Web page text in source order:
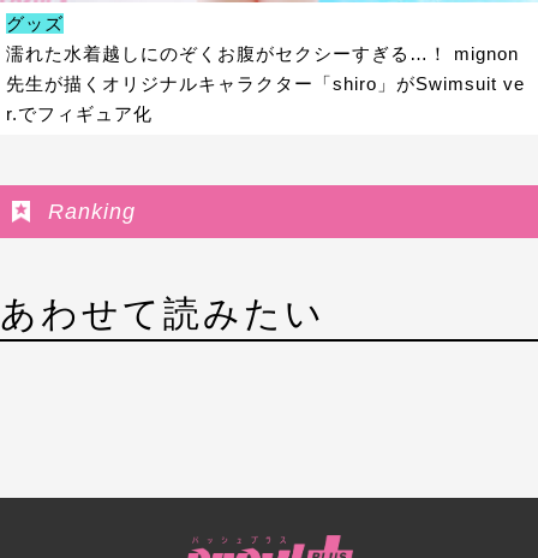
グッズ
濡れた水着越しにのぞくお腹がセクシーすぎる…！ mignon
先生が描くオリジナルキャラクター「shiro」がSwimsuit ve
r.でフィギュア化
Ranking
あわせて読みたい